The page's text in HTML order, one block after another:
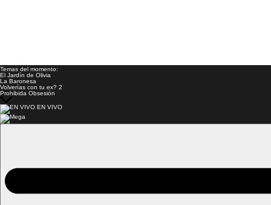
Temas del momento:
El Jardín de Olivia
La Baronesa
Volverías con tu ex? 2
Prohibida Obsesión
EN VIVO